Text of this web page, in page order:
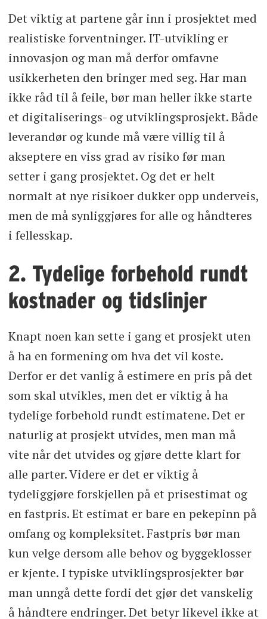
Det viktig at partene går inn i prosjektet med
realistiske forventninger. IT-utvikling er
innovasjon og man må derfor omfavne
usikkerheten den bringer med seg. Har man
ikke råd til å feile, bør man heller ikke starte
et digitaliserings- og utviklingsprosjekt. Både
leverandør og kunde må være villig til å
akseptere en viss grad av risiko før man
setter i gang prosjektet. Og det er helt
normalt at nye risikoer dukker opp underveis,
men de må synliggjøres for alle og håndteres
i fellesskap.
2. Tydelige forbehold rundt
kostnader og tidslinjer
Knapt noen kan sette i gang et prosjekt uten
å ha en formening om hva det vil koste.
Derfor er det vanlig å estimere en pris på det
som skal utvikles, men det er viktig å ha
tydelige forbehold rundt estimatene. Det er
naturlig at prosjekt utvides, men man må
vite når det utvides og gjøre dette klart for
alle parter. Videre er det er viktig å
tydeliggjøre forskjellen på et prisestimat og
en fastpris. Et estimat er bare en pekepinn på
omfang og kompleksitet. Fastpris bør man
kun velge dersom alle behov og byggeklosser
er kjente. I typiske utviklingsprosjekter bør
man unngå dette fordi det gjør det vanskelig
å håndtere endringer. Det betyr likevel ikke at